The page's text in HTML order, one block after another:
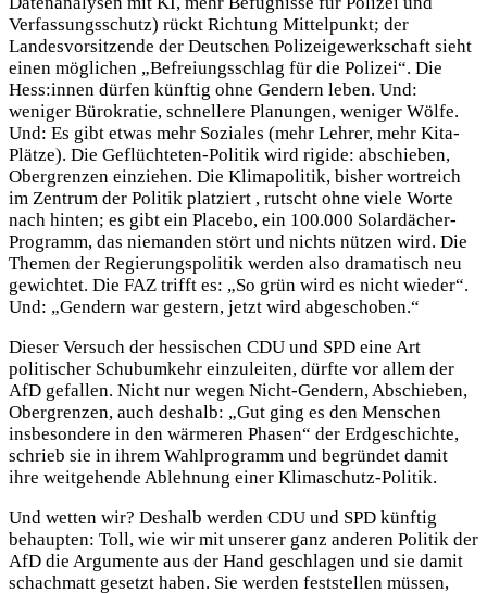
Verfassungsschutz) rückt Richtung Mittelpunkt; der
Landesvorsitzende der Deutschen Polizeigewerkschaft sieht
einen möglichen „Befreiungsschlag für die Polizei“. Die
Hess:innen dürfen künftig ohne Gendern leben. Und:
weniger Bürokratie, schnellere Planungen, weniger Wölfe.
Und: Es gibt etwas mehr Soziales (mehr Lehrer, mehr Kita-
Plätze). Die Geflüchteten-Politik wird rigide: abschieben,
Obergrenzen einziehen. Die Klimapolitik, bisher wortreich
im Zentrum der Politik platziert , rutscht ohne viele Worte
nach hinten; es gibt ein Placebo, ein 100.000 Solardächer-
Programm, das niemanden stört und nichts nützen wird. Die
Themen der Regierungspolitik werden also dramatisch neu
gewichtet. Die FAZ trifft es: „So grün wird es nicht wieder“.
Und: „Gendern war gestern, jetzt wird abgeschoben.“
Dieser Versuch der hessischen CDU und SPD eine Art
politischer Schubumkehr einzuleiten, dürfte vor allem der
AfD gefallen. Nicht nur wegen Nicht-Gendern, Abschieben,
Obergrenzen, auch deshalb: „Gut ging es den Menschen
insbesondere in den wärmeren Phasen“ der Erdgeschichte,
schrieb sie in ihrem Wahlprogramm und begründet damit
ihre weitgehende Ablehnung einer Klimaschutz-Politik.
Und wetten wir? Deshalb werden CDU und SPD künftig
behaupten: Toll, wie wir mit unserer ganz anderen Politik der
AfD die Argumente aus der Hand geschlagen und sie damit
schachmatt gesetzt haben. Sie werden feststellen müssen,